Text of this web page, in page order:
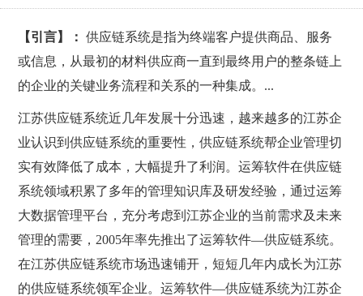
【引言】： 供应链系统是指为终端客户提供商品、服务
或信息，从最初的材料供应商一直到最终用户的整条链上
的企业的关键业务流程和关系的一种集成。...
江苏供应链系统近几年发展十分迅速，越来越多的江苏企
业认识到供应链系统的重要性，供应链系统帮企业管理切
实有效降低了成本，大幅提升了利润。运筹软件在供应链
系统领域积累了多年的管理知识库及研发经验，通过运筹
大数据管理平台，充分考虑到江苏企业的当前需求及未来
管理的需要，2005年率先推出了运筹软件—供应链系统。
在江苏供应链系统市场迅速铺开，短短几年内成长为江苏
的供应链系统领军企业。运筹软件—供应链系统为江苏企